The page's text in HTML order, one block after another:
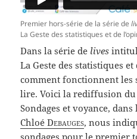
Premier hors-série de la série de
La Geste des statistiques et de
Dans la série de lives
La Geste des statistiques
comment fonctionnent les
lire. Voici la rediffusion
Sondages et voyance,
ChloéDebauges, nous
sondages pour le premier